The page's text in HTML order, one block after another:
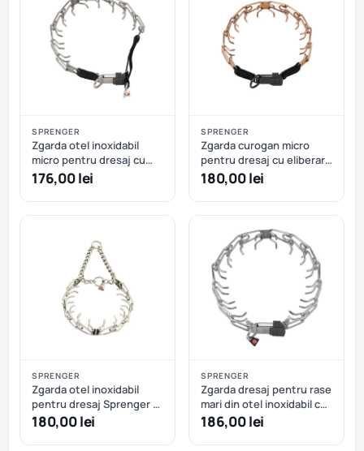
SPRENGER
Zgarda otel inoxidabil
micro pentru dresaj cu
strangulare si eliberare
rapida Sprenger – 40 cm
176,00 lei
SPRENGER
Zgarda curogan micro
pentru dresaj cu eliberare
rapida Sprenger – 41 cm
180,00 lei
SPRENGER
Zgarda otel inoxidabil
pentru dresaj Sprenger -
63 cm - 4 mm
180,00 lei
SPRENGER
Zgarda dresaj pentru rase
mari din otel inoxidabil cu
eliberate rapida Hermann
Sprenger – 60 cm
186,00 lei